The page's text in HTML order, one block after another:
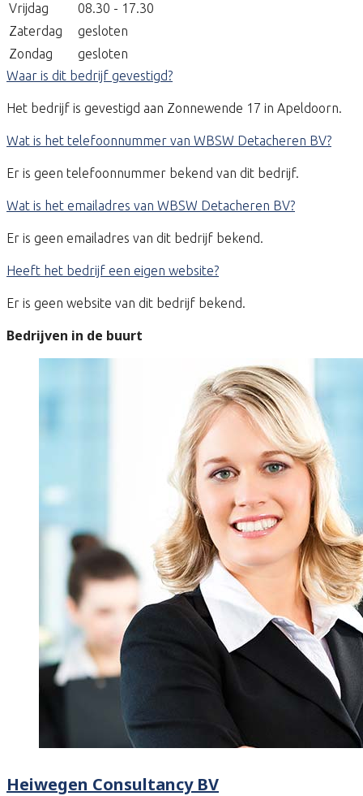
Vrijdag
08.30 - 17.30
Zaterdag
gesloten
Zondag
gesloten
Waar is dit bedrijf gevestigd?
Het bedrijf is gevestigd aan Zonnewende 17 in Apeldoorn.
Wat is het telefoonnummer van WBSW Detacheren BV?
Er is geen telefoonnummer bekend van dit bedrijf.
Wat is het emailadres van WBSW Detacheren BV?
Er is geen emailadres van dit bedrijf bekend.
Heeft het bedrijf een eigen website?
Er is geen website van dit bedrijf bekend.
Bedrijven in de buurt
Heiwegen Consultancy BV